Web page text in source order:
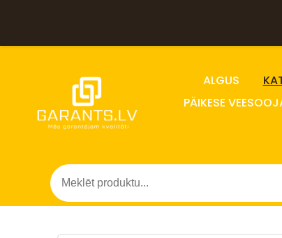
ALGUS
PÄIKESE